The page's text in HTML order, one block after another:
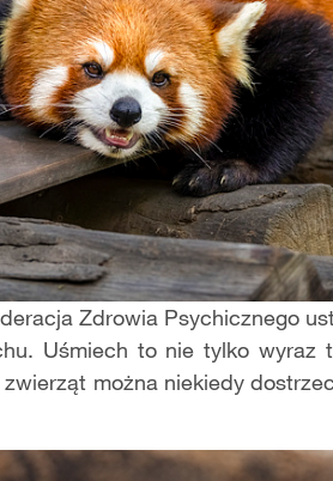
Zdrowia Psychicznego
Uśmiech to nie tylko wyraz
można niekiedy